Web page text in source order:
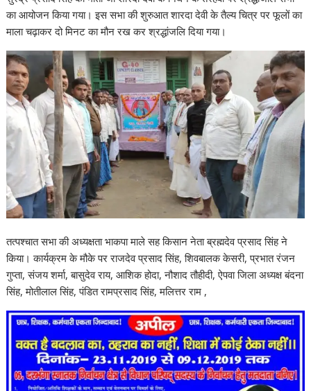
का आयोजन किया गया। इस सभा की शुरुआत शारदा देवी के तैल्य चित्र पर फूलों का
माला चढ़ाकर दो मिनट का मौन रख कर श्रद्धांजलि दिया गया।
तत्पश्चात सभा की अध्यक्षता भाकपा माले सह किसान नेता ब्रह्मदेव प्रसाद सिंह ने
किया। कार्यक्रम के मौके पर राजदेव प्रसाद सिंह, शिवबालक केसरी, प्रभात रंजन
गुप्ता, संजय शर्मा, बासुदेव राय, आशिक होदा, नौशाद तौहीदी, ऐपवा जिला अध्यक्ष बंदना
सिंह, मोतीलाल सिंह, पंडित रामप्रसाद सिंह, मलित्तर राम ,